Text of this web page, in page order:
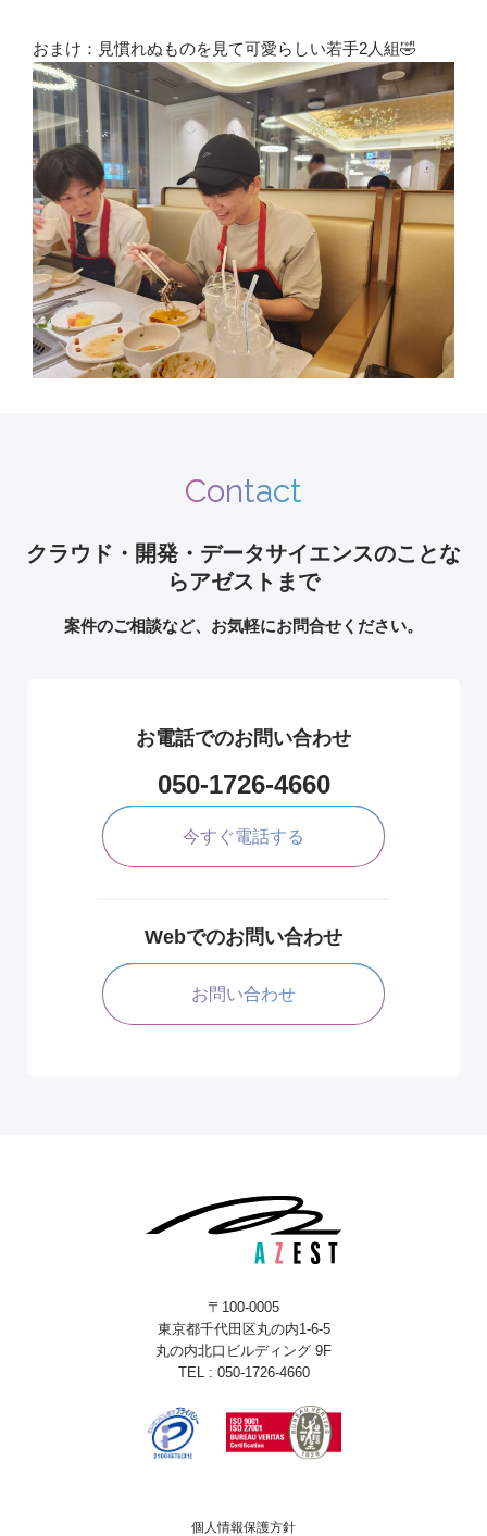
おまけ：見慣れぬものを見て可愛らしい若手2人組🤣
Contact
クラウド・開発・データサイエンスのことな
らアゼストまで
案件のご相談など、お気軽にお問合せください。
お電話でのお問い合わせ
050-1726-4660
今すぐ電話する
Webでのお問い合わせ
お問い合わせ
〒100-0005
東京都千代田区丸の内1-6-5
丸の内北口ビルディング 9F
TEL : 050-1726-4660
個人情報保護方針